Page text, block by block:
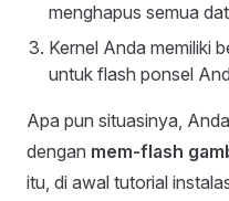
menghapus semua
Kernel Anda memiliki
untuk flash ponsel
Apa pun situasinya,
dengan mem-flash
itu, di awal tutorial